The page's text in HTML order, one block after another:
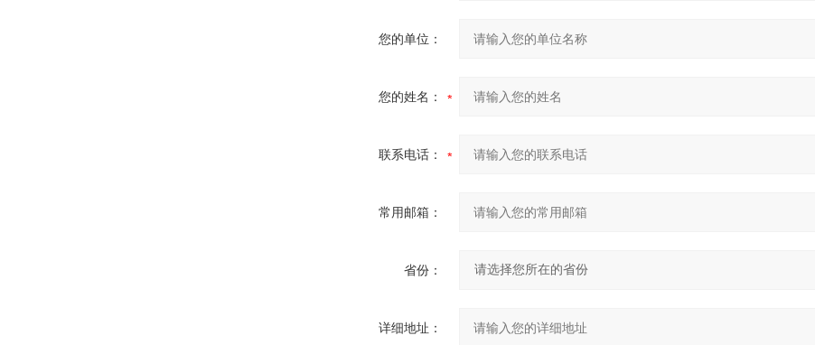
您的单位：
您的姓名：
联系电话：
常用邮箱：
省份：
详细地址：